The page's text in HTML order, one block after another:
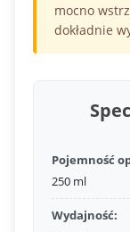
mocno
dokładnie
Pojemność
250 ml
Wydajność: